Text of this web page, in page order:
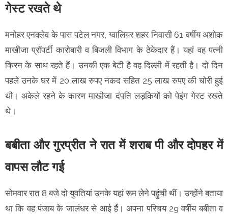
गेस्ट रखते थे
मनोहर एनक्लेव के पास पटेल नगर, ग्वालियर शहर निवासी 61 वर्षीय अशोक
माखीजा प्रॉपर्टी कारोबारी व बिजली विभाग के ठेकेदार हैं। यहां वह पत्नी
किरन के साथ रहते हैं। उनकी एक बेटी है वह दिल्ली में रहती है। दो दिन
पहले उनके घर में 20 लाख रुपए नकद सहित 25 लाख रुपए की चोरी हुई
थी। अकेले रहने के कारण माखीजा दंपति लड़कियों को पेइंग गेस्ट रखते
थे।
बबीता और गुरप्रीत ने रात में शराब पी और दोपहर में
वापस लौट गई
सोमवार रात 8 बजे दो युवतियां उनके यहां रूम लेने पहुंची थीं। उन्होंने बताया
था कि वह पंजाब के जालंधर से आई हैं। अपना परिचय 29 वर्षीय बबीता व